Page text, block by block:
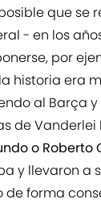
que se
- en los
por
historia era
al Barça y
de Vanderlei
o Roberto
y llevaron a
de forma